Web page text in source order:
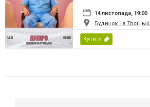
14 листопада, 19:00
Будинок на
Купити